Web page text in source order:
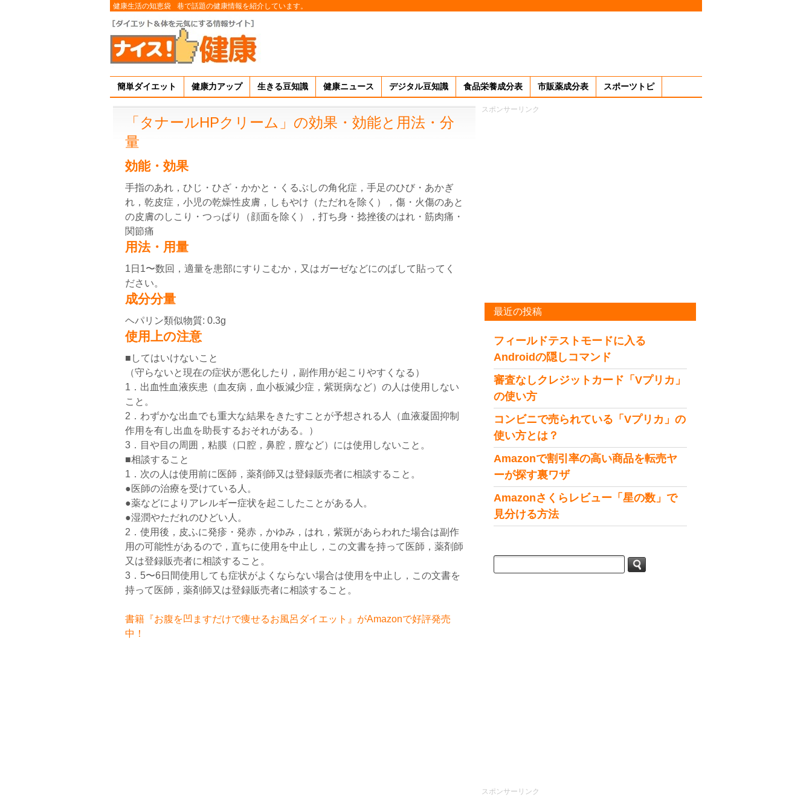
健康生活の知恵袋 巷で話題の健康情報を紹介しています。
簡単ダイエット 健康力アップ 生きる豆知識 健康ニュース デジタル豆知識 食品栄養成分表 市販薬成分表 スポーツトピ
「タナールHPクリーム」の効果・効能と用法・分
量
効能・効果
手指のあれ，ひじ・ひざ・かかと・くるぶしの角化症，手足のひび・あかぎ
れ，乾皮症，小児の乾燥性皮膚，しもやけ（ただれを除く），傷・火傷のあと
の皮膚のしこり・つっぱり（顔面を除く），打ち身・捻挫後のはれ・筋肉痛・
関節痛
用法・用量
1日1〜数回，適量を患部にすりこむか，又はガーゼなどにのばして貼ってく
ださい。
成分分量
ヘパリン類似物質: 0.3g
使用上の注意
■してはいけないこと
（守らないと現在の症状が悪化したり，副作用が起こりやすくなる）
1．出血性血液疾患（血友病，血小板減少症，紫斑病など）の人は使用しない
こと。
2．わずかな出血でも重大な結果をきたすことが予想される人（血液凝固抑制
作用を有し出血を助長するおそれがある。）
3．目や目の周囲，粘膜（口腔，鼻腔，膣など）には使用しないこと。
■相談すること
1．次の人は使用前に医師，薬剤師又は登録販売者に相談すること。
●医師の治療を受けている人。
●薬などによりアレルギー症状を起こしたことがある人。
●湿潤やただれのひどい人。
2．使用後，皮ふに発疹・発赤，かゆみ，はれ，紫斑があらわれた場合は副作
用の可能性があるので，直ちに使用を中止し，この文書を持って医師，薬剤師
又は登録販売者に相談すること。
3．5〜6日間使用しても症状がよくならない場合は使用を中止し，この文書を
持って医師，薬剤師又は登録販売者に相談すること。
書籍『お腹を凹ますだけで痩せるお風呂ダイエット』がAmazonで好評発売
中！
スポンサーリンク
最近の投稿
フィールドテストモードに入る
Androidの隠しコマンド
審査なしクレジットカード「Vプリカ」
の使い方
コンビニで売られている「Vプリカ」の
使い方とは？
Amazonで割引率の高い商品を転売ヤ
ーが探す裏ワザ
Amazonさくらレビュー「星の数」で
見分ける方法
スポンサーリンク